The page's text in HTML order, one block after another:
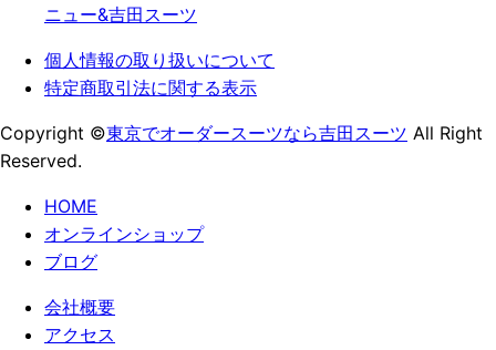
ニュー&吉田スーツ
個人情報の取り扱いについて
特定商取引法に関する表示
Copyright ©東京でオーダースーツなら吉田スーツ All Right
Reserved.
HOME
オンラインショップ
ブログ
会社概要
アクセス